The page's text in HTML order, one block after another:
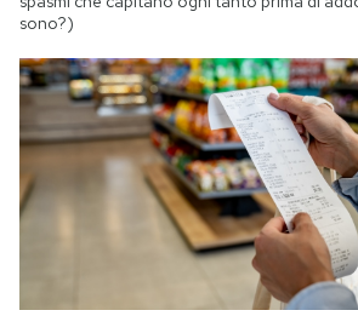
sono?)